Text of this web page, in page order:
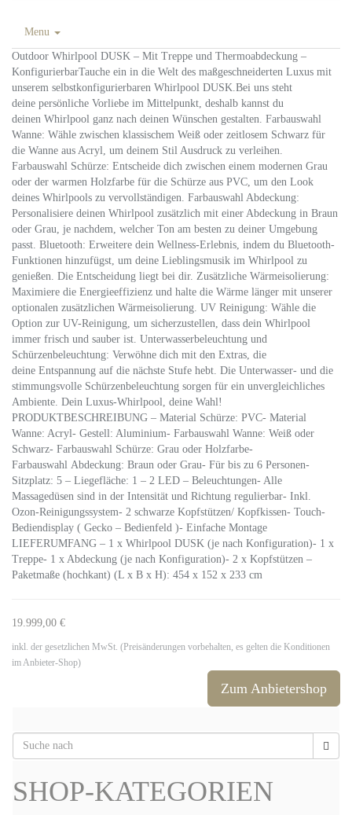
Menu
Outdoor Whirlpool DUSK – Mit Treppe und Thermoabdeckung –
KonfigurierbarTauche ein in die Welt des maßgeschneiderten Luxus mit
unserem selbstkonfigurierbaren Whirlpool DUSK.Bei uns steht
deine persönliche Vorliebe im Mittelpunkt, deshalb kannst du
deinen Whirlpool ganz nach deinen Wünschen gestalten. Farbauswahl
Wanne: Wähle zwischen klassischem Weiß oder zeitlosem Schwarz für
die Wanne aus Acryl, um deinem Stil Ausdruck zu verleihen.
Farbauswahl Schürze: Entscheide dich zwischen einem modernen Grau
oder der warmen Holzfarbe für die Schürze aus PVC, um den Look
deines Whirlpools zu vervollständigen. Farbauswahl Abdeckung:
Personalisiere deinen Whirlpool zusätzlich mit einer Abdeckung in Braun
oder Grau, je nachdem, welcher Ton am besten zu deiner Umgebung
passt. Bluetooth: Erweitere dein Wellness-Erlebnis, indem du Bluetooth-
Funktionen hinzufügst, um deine Lieblingsmusik im Whirlpool zu
genießen. Die Entscheidung liegt bei dir. Zusätzliche Wärmeisolierung:
Maximiere die Energieeffizienz und halte die Wärme länger mit unserer
optionalen zusätzlichen Wärmeisolierung. UV Reinigung: Wähle die
Option zur UV-Reinigung, um sicherzustellen, dass dein Whirlpool
immer frisch und sauber ist. Unterwasserbeleuchtung und
Schürzenbeleuchtung: Verwöhne dich mit den Extras, die
deine Entspannung auf die nächste Stufe hebt. Die Unterwasser- und die
stimmungsvolle Schürzenbeleuchtung sorgen für ein unvergleichliches
Ambiente. Dein Luxus-Whirlpool, deine Wahl!
PRODUKTBESCHREIBUNG – Material Schürze: PVC- Material
Wanne: Acryl- Gestell: Aluminium- Farbauswahl Wanne: Weiß oder
Schwarz- Farbauswahl Schürze: Grau oder Holzfarbe-
Farbauswahl Abdeckung: Braun oder Grau- Für bis zu 6 Personen-
Sitzplatz: 5 – Liegefläche: 1 – 2 LED – Beleuchtungen- Alle
Massagedüsen sind in der Intensität und Richtung regulierbar- Inkl.
Ozon-Reinigungssystem- 2 schwarze Kopfstützen/ Kopfkissen- Touch-
Bediendisplay ( Gecko – Bedienfeld )- Einfache Montage
LIEFERUMFANG – 1 x Whirlpool DUSK (je nach Konfiguration)- 1 x
Treppe- 1 x Abdeckung (je nach Konfiguration)- 2 x Kopfstützen –
Paketmaße (hochkant) (L x B x H): 454 x 152 x 233 cm
19.999,00 €
inkl. der gesetzlichen MwSt. (Preisänderungen vorbehalten, es gelten die Konditionen
im Anbieter-Shop)
Zum Anbietershop
SHOP-KATEGORIEN